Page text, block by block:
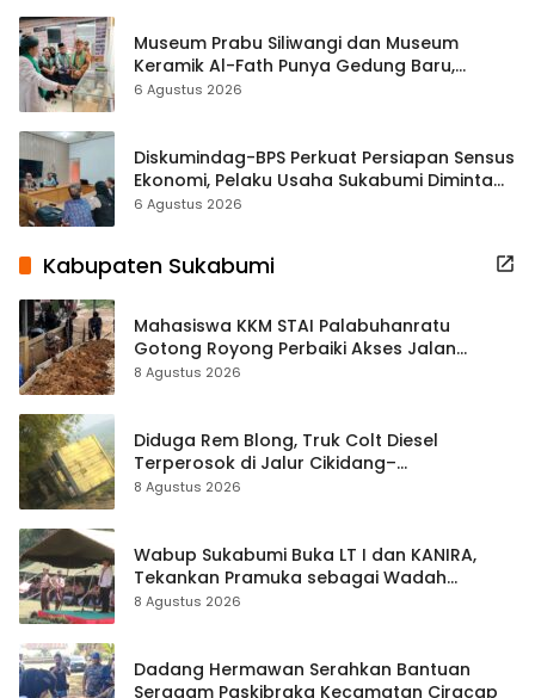
Museum Prabu Siliwangi dan Museum
Keramik Al-Fath Punya Gedung Baru,
Hampir 500 Koleksi Dipisahkan
6 Agustus 2026
Diskumindag-BPS Perkuat Persiapan Sensus
Ekonomi, Pelaku Usaha Sukabumi Diminta
Terbuka Beri Data
6 Agustus 2026
Kabupaten Sukabumi
Mahasiswa KKM STAI Palabuhanratu
Gotong Royong Perbaiki Akses Jalan
Majelis Ta’lim di Sagaranten
8 Agustus 2026
Diduga Rem Blong, Truk Colt Diesel
Terperosok di Jalur Cikidang–
Palabuhanratu
8 Agustus 2026
Wabup Sukabumi Buka LT I dan KANIRA,
Tekankan Pramuka sebagai Wadah
Pembentukan Karakter
8 Agustus 2026
Dadang Hermawan Serahkan Bantuan
Seragam Paskibraka Kecamatan Ciracap